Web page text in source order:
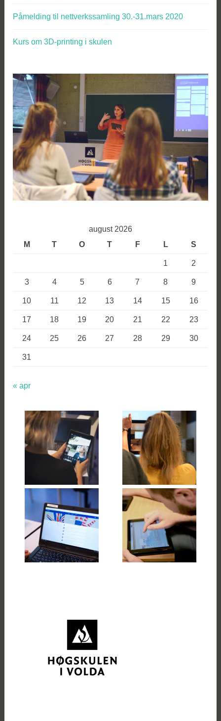
Påmelding til nettverkssamling 30.-31.mars 2020
Kurs om 3D-printing i skulen
august 2026
M
T O T F L S
1 2
3 4 5 6 7 8 9
10 11 12 13 14 15 16
17 18 19 20 21 22 23
24 25 26 27 28 29 30
31
« apr